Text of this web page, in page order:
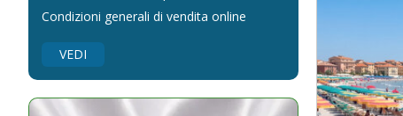
Condizioni generali di vendita online
VEDI